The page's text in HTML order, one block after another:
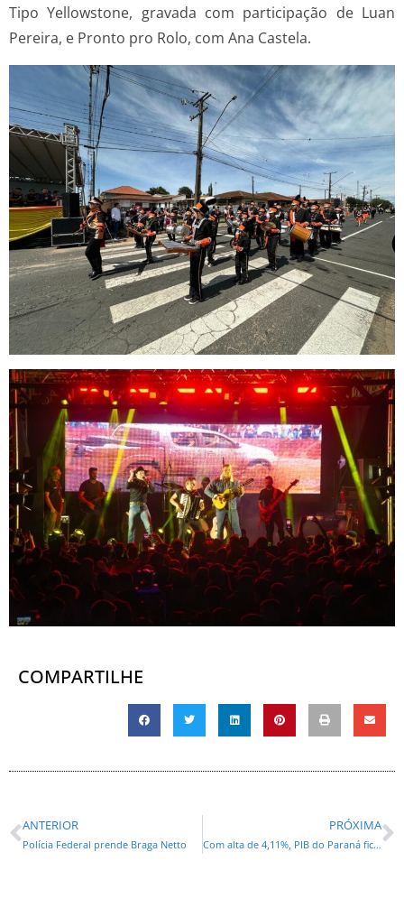
Tipo Yellowstone, gravada com participação de Luan
Pereira, e Pronto pro Rolo, com Ana Castela.
COMPARTILHE
ANTERIOR
Polícia Federal prende Braga Netto
PRÓXIMA
Com alta de 4,11%, PIB do Paraná fica acima da média nacional no 3º trimestre de 2024